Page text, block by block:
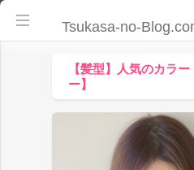
Tsukasa-no-
【髪型】人気のカラ
ー】